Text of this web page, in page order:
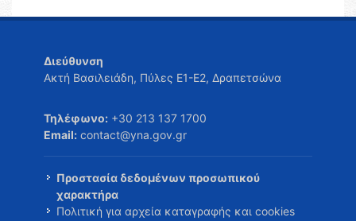
Διεύθυνση
Ακτή Βασιλειάδη, Πύλες Ε1-Ε2, Δραπετσώνα
Τηλέφωνο: +30 213 137 1700
Email: contact@yna.gov.gr
Προστασία δεδομένων προσωπικού
χαρακτήρα
Πολιτική για αρχεία καταγραφής και cookies